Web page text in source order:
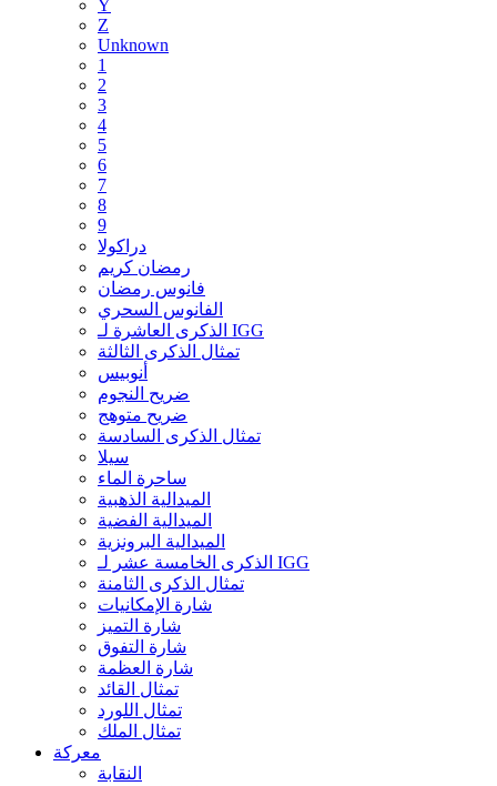
Y
Z
Unknown
1
2
3
4
5
6
7
8
9
دراكولا
رمضان كريم
فانوس رمضان
الفانوس السحري
الذكرى العاشرة لـ IGG
تمثال الذكرى الثالثة
أنوبيس
ضريح النجوم
ضريح متوهج
تمثال الذكرى السادسة
سيلا
ساحرة الماء
الميدالية الذهبية
الميدالية الفضية
الميدالية البرونزية
الذكرى الخامسة عشر لـ IGG
تمثال الذكرى الثامنة
شارة الإمكانيات
شارة التميز
شارة التفوق
شارة العظمة
تمثال القائد
تمثال اللورد
تمثال الملك
معركة
النقابة